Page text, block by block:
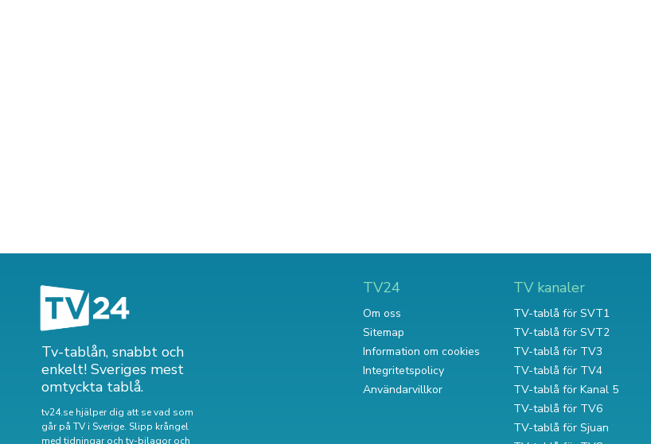
Tv-tablån, snabbt och
enkelt! Sveriges mest
omtyckta tablå.
tv24.se hjälper dig att se vad som
går på TV i Sverige. Slipp krångel
med tidningar och tv-bilagor och
TV24
Om oss
Sitemap
Information om cookies
Integritetspolicy
Användarvillkor
TV kanaler
TV-tablå för SVT1
TV-tablå för SVT2
TV-tablå för TV3
TV-tablå för TV4
TV-tablå för Kanal 5
TV-tablå för TV6
TV-tablå för Sjuan